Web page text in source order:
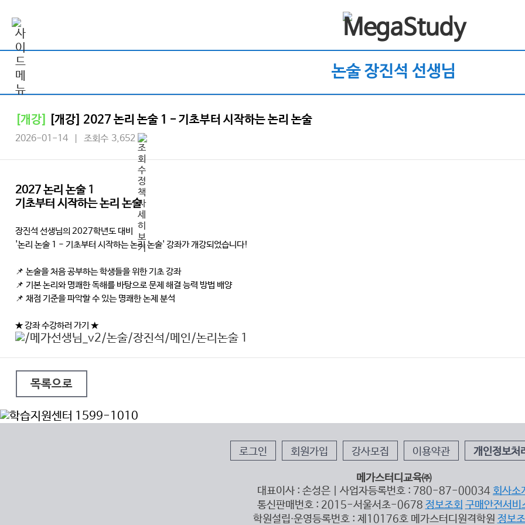
논술 장진석 선생님
[개강] [개강] 2027 논리 논술 1 - 기초부터 시작하는 논리 논술
2026-01-14 | 조회수 3,652
2027 논리 논술 1
기초부터 시작하는 논리 논술
장진석 선생님의 2027학년도 대비
'논리 논술 1 - 기초부터 시작하는 논리 논술' 강좌가 개강되었습니다!
📌 논술을 처음 공부하는 학생들을 위한 기초 강좌
📌 기본 논리와 명쾌한 독해를 바탕으로 문제 해결 능력 방법 배양
📌 채점 기준을 파악할 수 있는 명쾌한 논제 분석
★ 강좌 수강하러 가기 ★
목록으로
로그인 회원가입 강사모집 이용약관 개인정보처
메가스터디교육㈜
대표이사 : 손성은 | 사업자등록번호 : 780-87-00034 회사소
통신판매번호 : 2015-서울서초-0678 정보조회 구매안전서비
학원설립∙운영등록번호 : 제10176호 메가스터디원격학원 정보